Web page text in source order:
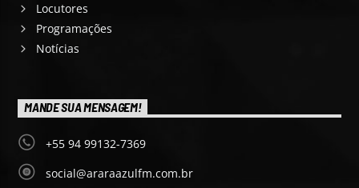
Locutores
Programações
Notícias
MANDE SUA MENSAGEM!
+55 94 99132-7369
social@araraazulfm.com.br